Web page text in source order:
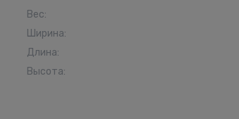
Вес:
Ширина:
Длина:
Высота: